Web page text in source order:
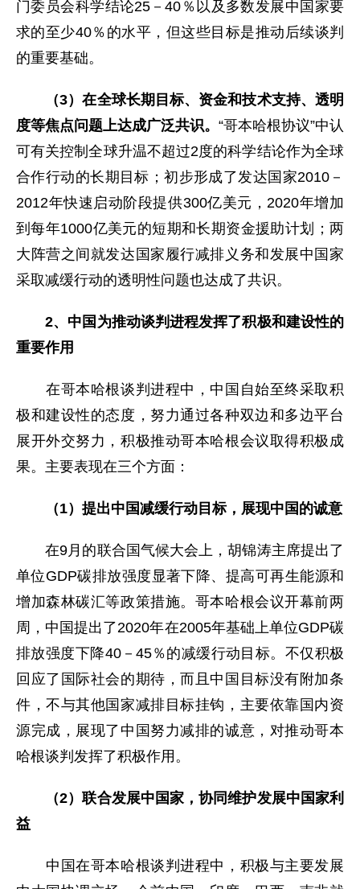
门委员会科学结论25－40％以及多数发展中国家要
求的至少40％的水平，但这些目标是推动后续谈判
的重要基础。
（3）在全球长期目标、资金和技术支持、透明
度等焦点问题上达成广泛共识。 “哥本哈根协议”中认
可有关控制全球升温不超过2度的科学结论作为全球
合作行动的长期目标；初步形成了发达国家2010－
2012年快速启动阶段提供300亿美元，2020年增加
到每年1000亿美元的短期和长期资金援助计划；两
大阵营之间就发达国家履行减排义务和发展中国家
采取减缓行动的透明性问题也达成了共识。
2、中国为推动谈判进程发挥了积极和建设性的
重要作用
在哥本哈根谈判进程中，中国自始至终采取积
极和建设性的态度，努力通过各种双边和多边平台
展开外交努力，积极推动哥本哈根会议取得积极成
果。主要表现在三个方面：
（1）提出中国减缓行动目标，展现中国的诚意
在9月的联合国气候大会上，胡锦涛主席提出了
单位GDP碳排放强度显著下降、提高可再生能源和
增加森林碳汇等政策措施。哥本哈根会议开幕前两
周，中国提出了2020年在2005年基础上单位GDP碳
排放强度下降40－45％的减缓行动目标。不仅积极
回应了国际社会的期待，而且中国目标没有附加条
件，不与其他国家减排目标挂钩，主要依靠国内资
源完成，展现了中国努力减排的诚意，对推动哥本
哈根谈判发挥了积极作用。
（2）联合发展中国家，协同维护发展中国家利
益
中国在哥本哈根谈判进程中，积极与主要发展